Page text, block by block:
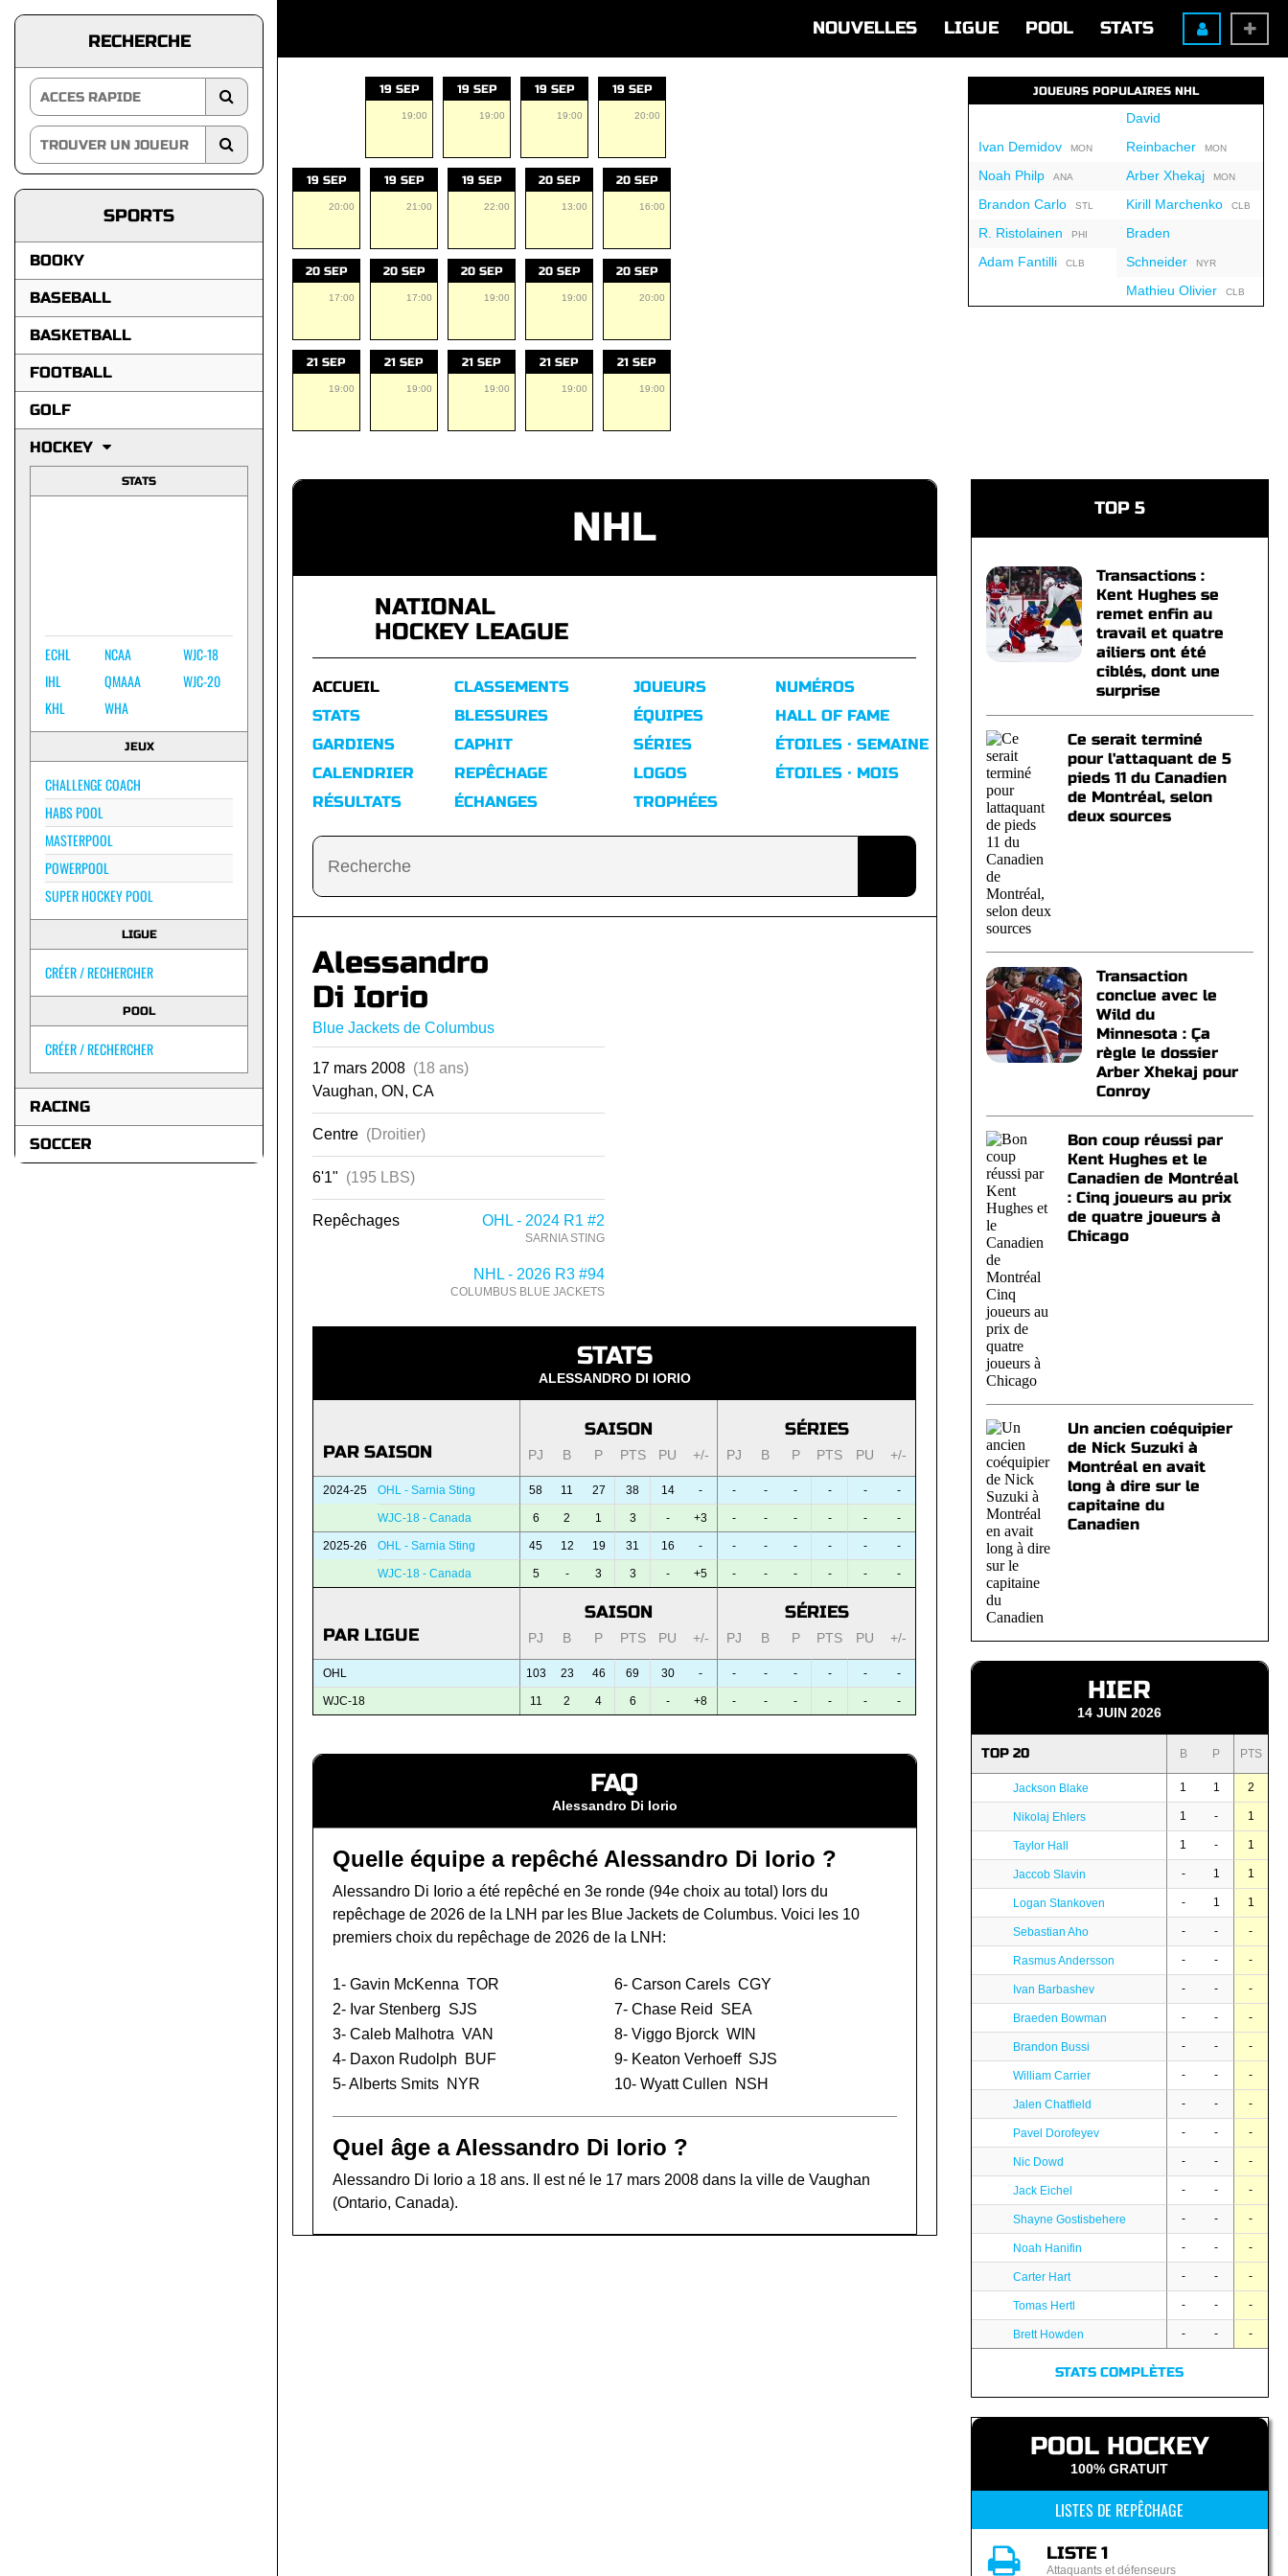
NOUVELLES LIGUE POOL STATS
RECHERCHE
SPORTS
BOOKY
BASEBALL
BASKETBALL
FOOTBALL
GOLF
HOCKEY
STATS
ECHL
IHL
KHL
NCAA
QMAAA
WHA
WJC-18
WJC-20
JEUX
CHALLENGE COACH
HABS POOL
MASTERPOOL
POWERPOOL
SUPER HOCKEY POOL
LIGUE
CRÉER / RECHERCHER
POOL
CRÉER / RECHERCHER
RACING
SOCCER
19 SEP
19:00
19 SEP
19:00
19 SEP
19:00
19 SEP
20:00
19 SEP
20:00
19 SEP
21:00
19 SEP
22:00
20 SEP
13:00
20 SEP
16:00
20 SEP
17:00
20 SEP
17:00
20 SEP
19:00
20 SEP
19:00
20 SEP
20:00
21 SEP
19:00
21 SEP
19:00
21 SEP
19:00
21 SEP
19:00
21 SEP
19:00
JOUEURS POPULAIRES NHL
Ivan DemidovMON
Noah PhilpANA
Brandon CarloSTL
R. Ristolainen PHI
Adam FantilliCLB
David
ReinbacherMON
Arber XhekajMON
Kirill MarchenkoCLB
Braden
SchneiderNYR
Mathieu OlivierCLB
NHL
NATIONAL
HOCKEY LEAGUE
ACCUEIL
STATS
GARDIENS
CALENDRIER
RÉSULTATS
CLASSEMENTS
BLESSURES
CAPHIT
REPÊCHAGE
ÉCHANGES
JOUEURS
ÉQUIPES
SÉRIES
LOGOS
TROPHÉES
NUMÉROS
HALL OF FAME
ÉTOILES · SEMAINE
ÉTOILES · MOIS
Alessandro
Di Iorio
Blue Jackets de Columbus
17 mars 2008 (18 ans)
Vaughan, ON, CA
Centre (Droitier)
6'1" (195 LBS)
Repêchages OHL - 2024 R1 #2
SARNIA STING
NHL - 2026 R3 #94
COLUMBUS BLUE JACKETS
STATS
ALESSANDRO DI IORIO
PAR SAISON
SAISON SÉRIES
PJ B P PTS PU +/- PJ B P PTS PU +/-
2024-25 OHL - Sarnia Sting 58 11 27 38 14 - - - - - - -
WJC-18 - Canada 6 2 1 3 - +3 - - - - - -
2025-26 OHL - Sarnia Sting 45 12 19 31 16 - - - - - - -
WJC-18 - Canada 5 - 3 3 - +5 - - - - - -
PAR LIGUE
SAISON SÉRIES
PJ B P PTS PU +/- PJ B P PTS PU +/-
OHL 103 23 46 69 30 - - - - - - -
WJC-18 11 2 4 6 - +8 - - - - - -
FAQ
Alessandro Di Iorio
Quelle équipe a repêché Alessandro Di Iorio ?
Alessandro Di Iorio a été repêché en 3e ronde (94e choix au total) lors du
repêchage de 2026 de la LNH par les Blue Jackets de Columbus. Voici les 10
premiers choix du repêchage de 2026 de la LNH:
1- Gavin McKenna TOR
2- Ivar Stenberg SJS
3- Caleb Malhotra VAN
4- Daxon Rudolph
BUF
5-Alberts Smits NYR
6-Carson Carels CGY
7-Chase Reid
SEA
8-Viggo Bjorck WIN
9- Keaton Verhoeff SJS
10-Wyatt Cullen NSH
Quel âge a Alessandro Di Iorio ?
Alessandro Di Iorio a 18 ans. Il est né le 17 mars 2008 dans la ville de Vaughan
(Ontario, Canada).
TOP 5
Transactions :
Kent Hughes se
remet enfin au
travail et quatre
ailiers ont été
ciblés, dont une
surprise
Ce serait terminé
pour l'attaquant de 5
pieds 11 du Canadien
de Montréal, selon
deux sources
Transaction
conclue avec le
Wild du
Minnesota : Ça
règle le dossier
Arber Xhekaj pour
Conroy
Bon coup réussi par
Kent Hughes et le
Canadien de Montréal
: Cinq joueurs au prix
de quatre joueurs à
Chicago
Un ancien coéquipier
de Nick Suzuki à
Montréal en avait
long à dire sur le
capitaine du
Canadien
HIER
14 JUIN 2026
TOP 20 B P PTS
Jackson Blake 1 1 2
Nikolaj Ehlers 1 - 1
Taylor Hall 1 - 1
Jaccob Slavin - 1 1
Logan Stankoven - 1 1
Sebastian Aho - - -
Rasmus Andersson - - -
Ivan Barbashev - - -
Braeden Bowman - - -
Brandon Bussi - - -
William Carrier - - -
Jalen Chatfield - - -
Pavel Dorofeyev - - -
Nic Dowd - - -
Jack Eichel - - -
Shayne Gostisbehere - - -
Noah Hanifin - - -
Carter Hart - - -
Tomas Hertl - - -
Brett Howden - - -
STATS COMPLÈTES
POOL HOCKEY
100% GRATUIT
LISTES DE REPÊCHAGE
LISTE 1
Attaquants et défenseurs